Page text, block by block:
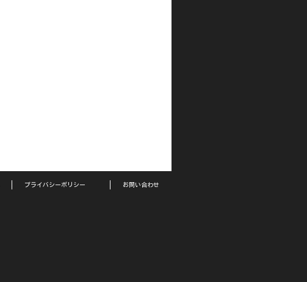
プライバシーポリシー お問い合わせ